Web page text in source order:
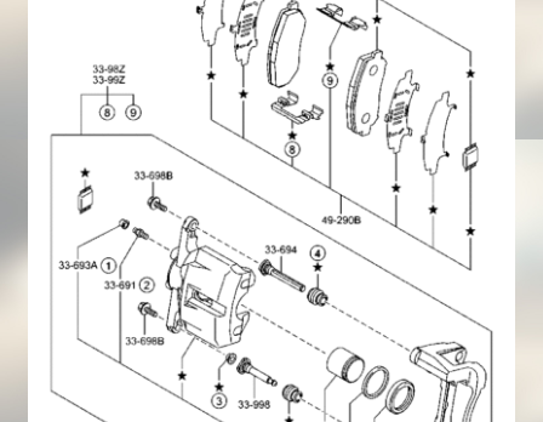
Доставка и оплата
Корзина